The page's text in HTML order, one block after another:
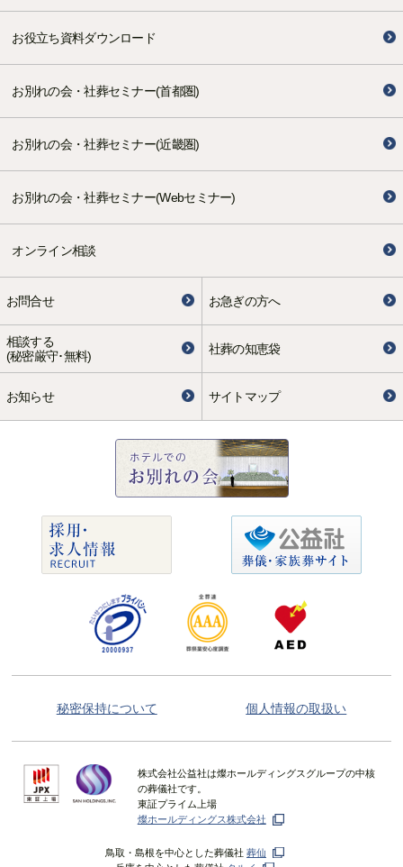
お役立ち資料ダウンロード
お別れの会・社葬セミナー(首都圏)
お別れの会・社葬セミナー(近畿圏)
お別れの会・社葬セミナー(Webセミナー)
オンライン相談
お問合せ お急ぎの方へ
相談する
(秘密厳守･無料)
社葬の知恵袋
お知らせ サイトマップ
秘密保持について 個人情報の取扱い
株式会社公益社は燦ホールディングスグループの中核
の葬儀社です。
東証プライム上場
燦ホールディングス株式会社
鳥取・島根を中心とした葬儀社 葬仙